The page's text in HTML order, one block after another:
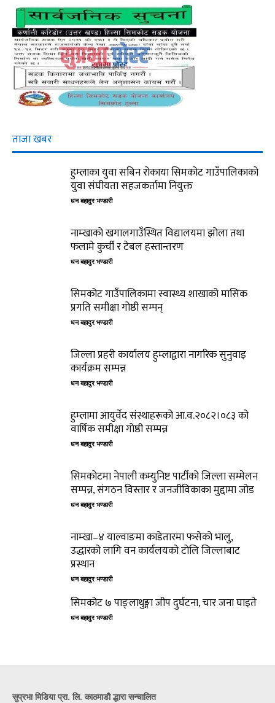
ताजा खबर
हुम्लाका युवा सबिन रोकाया सिमकोट गाउँपालिकाको
युवा संघीयता सहजकर्तामा नियुक्त
धन बहादुर भण्डारी
नाम्खाको खगालगाउँस्थित विद्यालयमा झोला तथा
फलामे कुर्ची र टेबल हस्तान्तरण
धन बहादुर भण्डारी
सिमकोट गाउँपालिकामा स्वास्थ्य शाखाको मासिक
प्रगति समीक्षा गोष्ठी सम्पन्
धन बहादुर भण्डारी
जिल्ला प्रहरी कार्यालय हुम्लाद्वारा नागरिक सुनुवाइ
कार्यक्रम सम्पन्न
धन बहादुर भण्डारी
हुम्लामा आयुर्वेद संस्थाहरूको आ.व.२०८२।०८३ को
वार्षिक समीक्षा गोष्ठी सम्पन्न
धन बहादुर भण्डारी
सिमकोटमा नेपाली कम्युनिष्ट पार्टीको जिल्ला सम्मेलन
सम्पन्न, संगठन विस्तार र जनजीविकाका मुद्दामा जोड
धन बहादुर भण्डारी
नाम्खा–४ याल्वाङमा काडेतारमा फसेको भालु,
उद्धारको लागि वन कार्यलयको टोलि जिल्लाबाट
प्रस्थान
धन बहादुर भण्डारी
सिमकोट ७ पाङ्लाथुङ्मा जीप दुर्घटना, चार जना घाइते
धन बहादुर भण्डारी
सुप्रभा मिडिया प्रा. लि. काठमाडौ द्धारा सन्चालित